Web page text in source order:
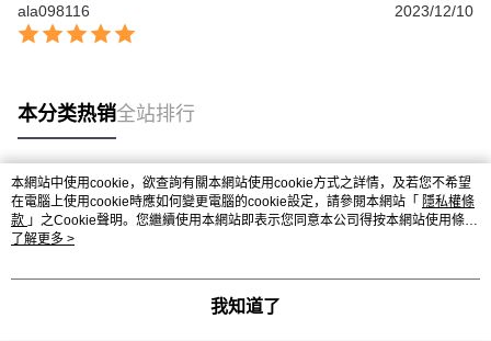
ala098116
2023/12/10
本分类热销全站排行
热门标签
本網站中使用cookie，欲查詢有關本網站使用cookie方式之詳情，及若您不希望
在電腦上使用cookie時應如何變更電腦的cookie設定，請參閱本網站「 隱私權條
款 」之Cookie聲明。您繼續使用本網站即表示您同意本公司得按本網站使用條款
之Cookie聲明使用cookie。
了解更多 >
我知道了